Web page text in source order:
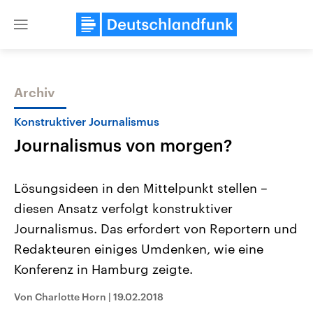
Close
Themen
Landtagswahl Sachsen-Anhalt
2026
Alle Informationen
Sachsen-Anhalt wählt am 6.
Landtag. Seit 2021 wird das
USA
Aktuelle Beiträge,
Hintergründe
Wirtschaftlich und
Archiv
Konstruktiver Journalismus
Journalismus von morgen?
Lösungsideen in den Mittelpunkt stellen –
diesen Ansatz verfolgt konstruktiver
Journalismus. Das erfordert von Reportern und
Redakteuren einiges Umdenken, wie eine
Konferenz in Hamburg zeigte.
Von Charlotte Horn | 19.02.2018